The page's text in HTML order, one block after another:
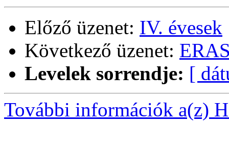
Előző üzenet: IV. évesek
Következő üzenet:
Levelek sorrendje: [
További információk a(z)